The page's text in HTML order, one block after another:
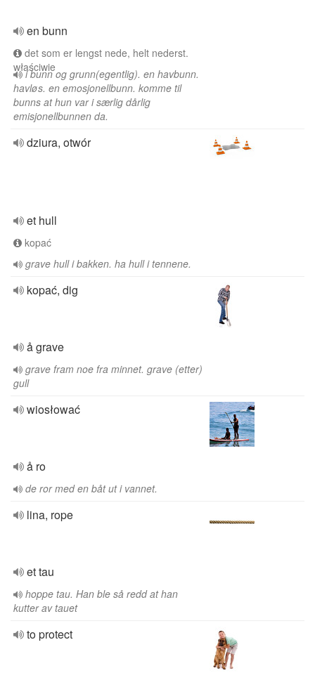
en bunn
det som er lengst nede, helt nederst.
właściwie
i bunn og grunn(egentlig). en havbunn.
havløs. en emosjonellbunn. komme til
bunns at hun var i særlig dårlig
emisjonellbunnen da.
dziura, otwór
et hull
kopać
grave hull i bakken. ha hull i tennene.
kopać, dig
å grave
grave fram noe fra minnet. grave (etter)
gull
wiosłować
å ro
de ror med en båt ut i vannet.
lina, rope
et tau
hoppe tau. Han ble så redd at han
kutter av tauet
to protect